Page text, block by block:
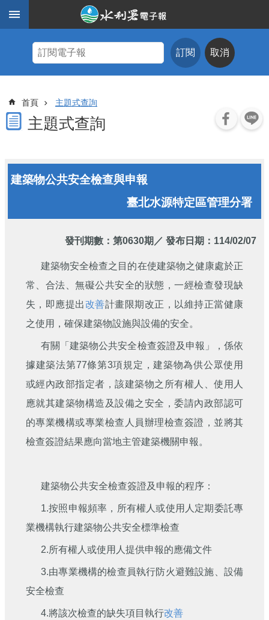
跳到主要內容區塊
題
式
查
期
報
訂閱 取消
首頁 主題式查詢
主題式查詢
建築物公共安全檢查與申報
臺北水源特定區管理分署
發刊期數： 第0630期 ／ 發布日期：114/02/07
建築物安全檢查之目的在使建築物之健康處於正
常、合法、無礙公共安全的狀態，一經檢查發現缺
失，即應提出改善計畫限期改正，以維持正當健康
之使用，確保建築物設施與設備的安全。
有關「建築物公共安全檢查簽證及申報」，係依
據建築法第77條第3項規定，建築物為供公眾使用
或經內政部指定者，該建築物之所有權人、使用人
應就其建築物構造及設備之安全，委請內政部認可
的專業機構或專業檢查人員辦理檢查簽證，並將其
檢查簽證結果應向當地主管建築機關申報。
建築物公共安全檢查簽證及申報的程序：
1.按照申報頻率，所有權人或使用人定期委託專
業機構執行建築物公共安全標準檢查
2.所有權人或使用人提供申報的應備文件
3.由專業機構的檢查員執行防火避難設施、設備
安全檢查
4.將該次檢查的缺失項目執行改善